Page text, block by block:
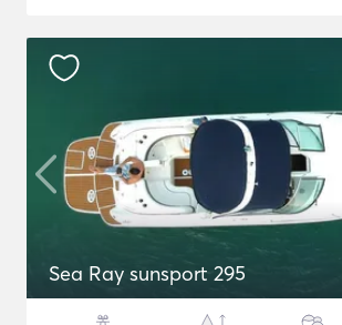
Sea Ray sunsport 295